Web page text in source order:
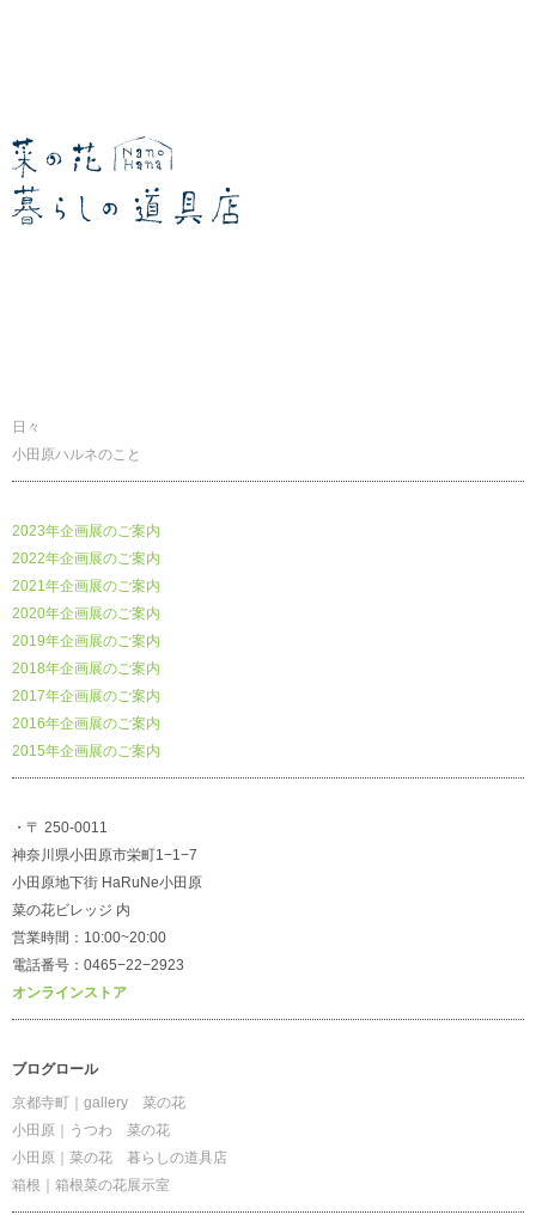
日々
小田原ハルネのこと
2023年企画展のご案内
2022年企画展のご案内
2021年企画展のご案内
2020年企画展のご案内
2019年企画展のご案内
2018年企画展のご案内
2017年企画展のご案内
2016年企画展のご案内
2015年企画展のご案内
・〒 250-0011
神奈川県小田原市栄町1−1−7
小田原地下街 HaRuNe小田原
菜の花ビレッジ 内
営業時間：10:00~20:00
電話番号：0465−22−2923
オンラインストア
ブログロール
京都寺町｜gallery 菜の花
小田原｜うつわ 菜の花
小田原｜菜の花 暮らしの道具店
箱根｜箱根菜の花展示室